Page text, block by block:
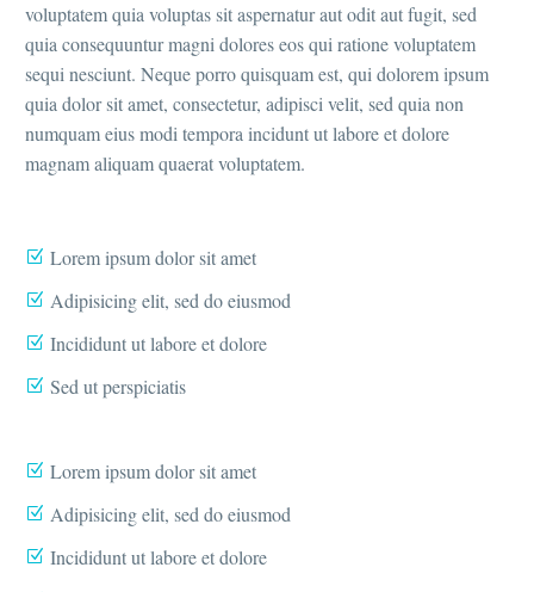
voluptatem quia voluptas sit aspernatur aut odit aut fugit, sed
quia consequuntur magni dolores eos qui ratione voluptatem
sequi nesciunt. Neque porro quisquam est, qui dolorem ipsum
quia dolor sit amet, consectetur, adipisci velit, sed quia non
numquam eius modi tempora incidunt ut labore et dolore
magnam aliquam quaerat voluptatem.
Lorem ipsum dolor sit amet
Adipisicing elit, sed do eiusmod
Incididunt ut labore et dolore
Sed ut perspiciatis
Lorem ipsum dolor sit amet
Adipisicing elit, sed do eiusmod
Incididunt ut labore et dolore